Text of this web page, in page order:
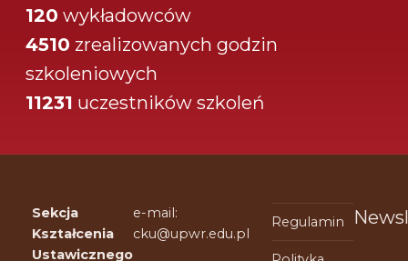
120 wykładowców
4510 zrealizowanych godzin
szkoleniowych
11231 uczestników szkoleń
Sekcja
Kształcenia
Ustawicznego
e-mail:
cku@upwr.edu.pl
Regulamin